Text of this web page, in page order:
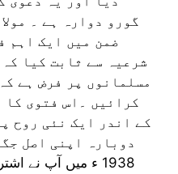
گورو دوارہ ہے ۔
ضمن میں ایک اہم
شرعیہ سے ثابت کیا
مسلمانوں پر فرض ہے
کرائیں ۔اس فتوی
کے اندر ایک نئی روح
دوبارہ اپنی اصل
1938 ء میں آپ نے